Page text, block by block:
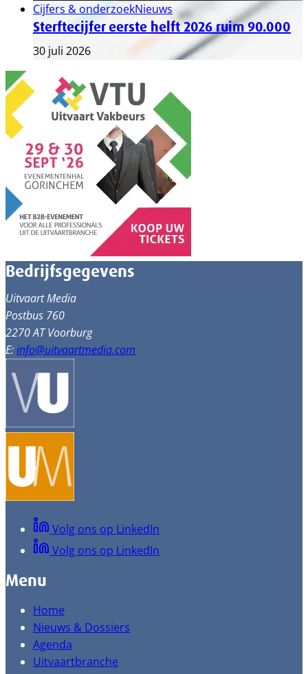
Cijfers & onderzoekNieuws
Sterftecijfer eerste helft 2026 ruim 90.000
30 juli 2026
Bedrijfsgegevens
Uitvaart Media
Postbus 760
2270 AT Voorburg
E:info@uitvaartmedia.com
Volg ons op LinkedIn
Volg ons op LinkedIn
Menu
Home
Nieuws & Dossiers
Agenda
Uitvaartbranche